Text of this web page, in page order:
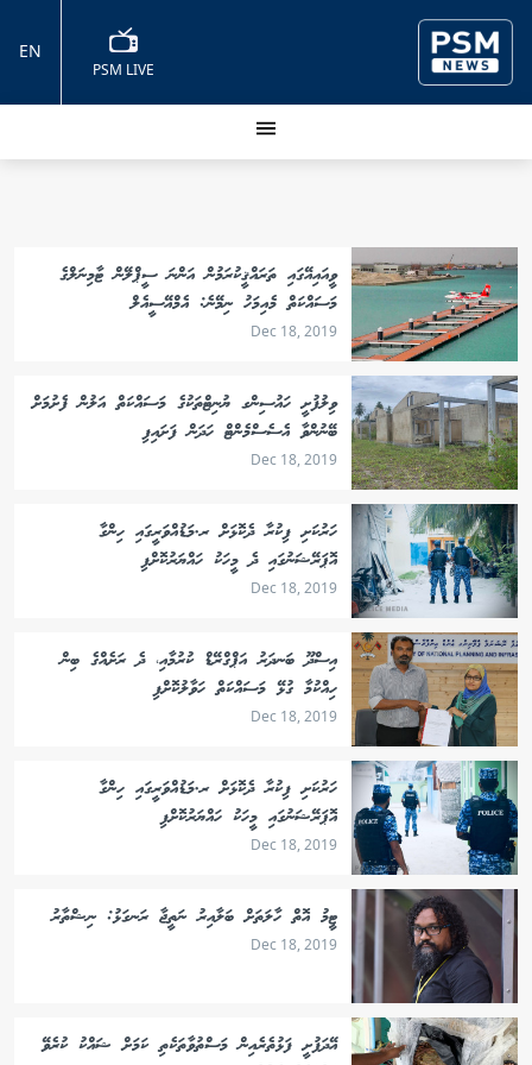
PSM LIVE
EN
ވީއައިއޭގައި ތަރައްޤީކުރަމުން އަންނަ ސީޕްލޭން ޓާމިނަލްގެ
މަސައްކަތް މެއިމަހު ނިމޭނެ: އެމްއޭސީއެލް
Dec 18, 2019
ވިލުފުށީ ހައުސިންގ ޔުނިޓްތަކުގެ މަސައްކަތް އަލުން ފެށުމަށް
ބޭނުންވާ އެސެސްމެންޓް ހަދަން ފަށައިފި
Dec 18, 2019
ހަރުކަށި ފިކުރާ ދެކޮޅަށް ރ.މަޑުއްވަރީގައި ހިންގާ
އޮޕަރޭޝަނުގައި ދެ މީހަކު ހައްޔަރުކޮށްފި
Dec 18, 2019
އިސްދޫ ބަނދަރު އަޕްގްރޭޑް ކުރުމާއި، ދެ ރަށެއްގެ ބިން
ހިއްކުމާ ގުޅޭ މަސައްކަތް ހަވާލުކޮށްފި
Dec 18, 2019
ހަރުކަށި ފިކުރާ ދެކޮޅަށް ރ.މަޑުއްވަރީގައި ހިންގާ
އޮޕަރޭޝަނުގައި މީހަކު ހައްޔަރުކޮށްފި
Dec 18, 2019
ޓީމު އޮތް ހާލަތަށް ބަލާއިރު ނަތީޖާ ރަނގަޅު: ނިޝްތާރު
Dec 18, 2019
އޭދަފުށީ ފަޅުތެރެއިން މަސްތުވާތަކެތި ކަމަށް ޝައްކު ކުރެވޭ